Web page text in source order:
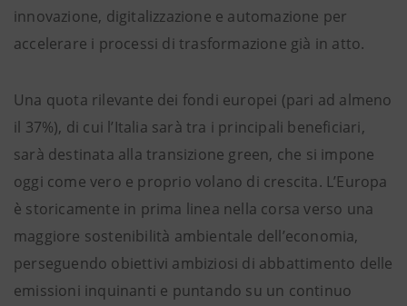
innovazione, digitalizzazione e automazione per
accelerare i processi di trasformazione già in atto.
Una quota rilevante dei fondi europei (pari ad almeno
il 37%), di cui l’Italia sarà tra i principali beneficiari,
sarà destinata alla transizione green, che si impone
oggi come vero e proprio volano di crescita. L’Europa
è storicamente in prima linea nella corsa verso una
maggiore sostenibilità ambientale dell’economia,
perseguendo obiettivi ambiziosi di abbattimento delle
emissioni inquinanti e puntando su un continuo